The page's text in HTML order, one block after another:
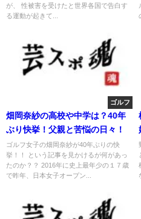
が、 性被害を受けたと世界各国で告白す
る運動が起きて...
ゴルフ
畑岡奈紗の高校や中学は？40年
ぶり快挙！父親と苦悩の日々！
ゴルフ女子の畑岡奈紗が40年ぶりの快
挙！！ という記事を見かけるが何があっ
たのか？？ 2016年に史上最年少の１７歳
で昨年、日本女子オープン...